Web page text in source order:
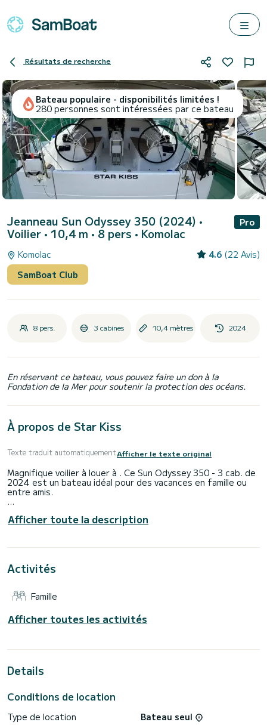
Résultats de recherche
Bateau populaire - disponibilités limitées !
280 personnes sont intéressées par ce bateau
Jeanneau Sun Odyssey 350 (2024) •
Voilier • 10,4 m • 8 pers • Komolac
Pro
Komolac 4.6 (22 Avis)
SamBoat Club
8 pers. 3 cabines 10,4 mètres 2024
En réservant ce bateau, vous pouvez faire un don à la
Fondation de la Mer pour soutenir la protection des océans.
À propos de Star Kiss
Texte traduit automatiquementAfficher le texte original
Magnifique voilier à louer à . Ce Sun Odyssey 350 - 3 cab. de
2024 est un bateau idéal pour des vacances en famille ou
entre amis.
d'une capacité de 6 personnes. D'une longueur hors tout de
10 mètres, il sera votre meilleur allié pour passer des
douche.
Propulseur d'étrave, Haut-parleurs, Prise USB, Plateforme de
Si vous avez des questions sur le bateau ou sur les
Afficher toute la description
Activités
Famille
Afficher toutes les activités
Details
Conditions de location
Type de location
Bateau seul